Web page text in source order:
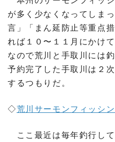
が多く少なくなってしま
言」「まん延防止等重点
れば１０〜１１月にかけ
なので荒川と手取川には
予約完了した手取川は２
するつもりだ。
◇荒川サーモンフィッシ
ここ最近は毎年釣行し